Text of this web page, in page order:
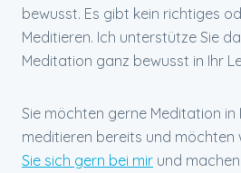
bewusst. Es gibt kein richtiges
Meditieren. Ich unterstütze Sie
Meditation ganz bewusst in Ihr
Sie möchten gerne Meditation in
meditieren bereits und möchten
Sie sich gern bei mir und